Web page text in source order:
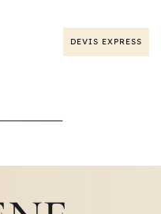
DEVIS EXPRESS